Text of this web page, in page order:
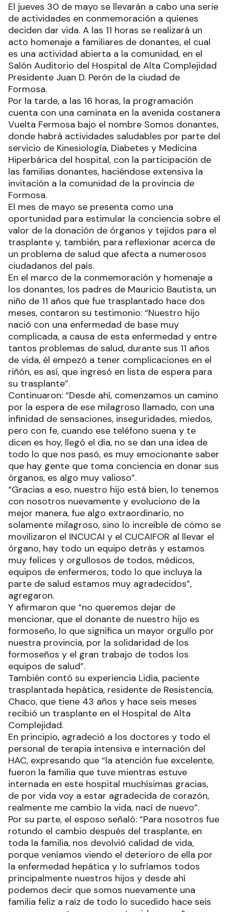
El jueves 30 de mayo se llevarán a cabo una serie
de actividades en conmemoración a quienes
deciden dar vida. A las 11 horas se realizará un
acto homenaje a familiares de donantes, el cual
es una actividad abierta a la comunidad, en el
Salón Auditorio del Hospital de Alta Complejidad
Presidente Juan D. Perón de la ciudad de
Formosa.
Por la tarde, a las 16 horas, la programación
cuenta con una caminata en la avenida costanera
Vuelta Fermosa bajo el nombre Somos donantes,
donde habrá actividades saludables por parte del
servicio de Kinesiología, Diabetes y Medicina
Hiperbárica del hospital, con la participación de
las familias donantes, haciéndose extensiva la
invitación a la comunidad de la provincia de
Formosa.
El mes de mayo se presenta como una
oportunidad para estimular la conciencia sobre el
valor de la donación de órganos y tejidos para el
trasplante y, también, para reflexionar acerca de
un problema de salud que afecta a numerosos
ciudadanos del país.
En el marco de la conmemoración y homenaje a
los donantes, los padres de Mauricio Bautista, un
niño de 11 años que fue trasplantado hace dos
meses, contaron su testimonio: “Nuestro hijo
nació con una enfermedad de base muy
complicada, a causa de esta enfermedad y entre
tantos problemas de salud, durante sus 11 años
de vida, él empezó a tener complicaciones en el
riñón, es así, que ingresó en lista de espera para
su trasplante”.
Continuaron: “Desde ahí, comenzamos un camino
por la espera de ese milagroso llamado, con una
infinidad de sensaciones, inseguridades, miedos,
pero con fe, cuando ese teléfono suena y te
dicen es hoy, llegó el día, no se dan una idea de
todo lo que nos pasó, es muy emocionante saber
que hay gente que toma conciencia en donar sus
órganos, es algo muy valioso”.
“Gracias a eso, nuestro hijo está bien, lo tenemos
con nosotros nuevamente y evoluciono de la
mejor manera, fue algo extraordinario, no
solamente milagroso, sino lo increíble de cómo se
movilizaron el INCUCAI y el CUCAIFOR al llevar el
órgano, hay todo un equipo detrás y estamos
muy felices y orgullosos de todos, médicos,
equipos de enfermeros, todo lo que incluya la
parte de salud estamos muy agradecidos”,
agregaron.
Y afirmaron que “no queremos dejar de
mencionar, que el donante de nuestro hijo es
formoseño, lo que significa un mayor orgullo por
nuestra provincia, por la solidaridad de los
formoseños y el gran trabajo de todos los
equipos de salud”.
También contó su experiencia Lidia, paciente
trasplantada hepática, residente de Resistencia,
Chaco, que tiene 43 años y hace seis meses
recibió un trasplante en el Hospital de Alta
Complejidad.
En principio, agradeció a los doctores y todo el
personal de terapia intensiva e internación del
HAC, expresando que “la atención fue excelente,
fueron la familia que tuve mientras estuve
internada en este hospital muchísimas gracias,
de por vida voy a estar agradecida de corazón,
realmente me cambio la vida, nací de nuevo”.
Por su parte, el esposo señaló: “Para nosotros fue
rotundo el cambio después del trasplante, en
toda la familia, nos devolvió calidad de vida,
porque veníamos viendo el deterioro de ella por
la enfermedad hepática y lo sufríamos todos
principalmente nuestros hijos y desde ahí
podemos decir que somos nuevamente una
familia feliz a raíz de todo lo sucedido hace seis